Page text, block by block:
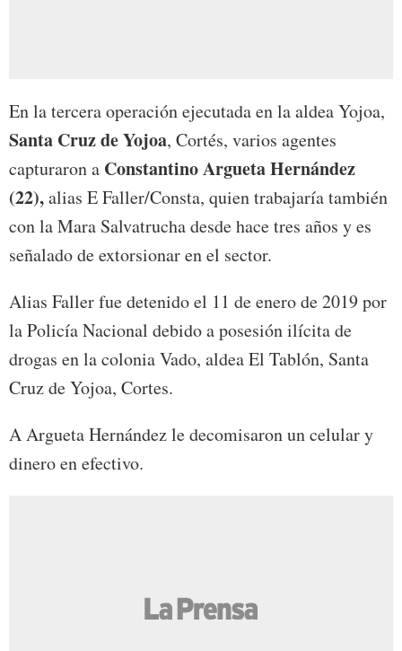
En la tercera operación ejecutada en la aldea Yojoa,
Santa Cruz de Yojoa, Cortés, varios agentes
capturaron a Constantino Argueta Hernández
(22),alias E Faller/Consta, quien trabajaría también
con la Mara Salvatrucha desde hace tres años y es
señalado de extorsionar en el sector.
Alias Faller fue detenido el 11 de enero de 2019 por
la Policía Nacional debido a posesión ilícita de
drogas en la colonia Vado, aldea El Tablón, Santa
Cruz de Yojoa, Cortes.
A Argueta Hernández le decomisaron un celular y
dinero en efectivo.